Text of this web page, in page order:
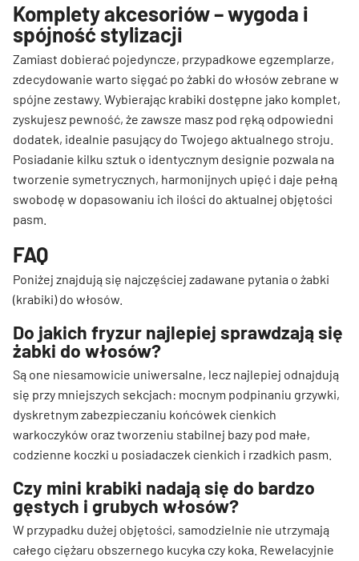
Komplety akcesoriów – wygoda i
spójność stylizacji
Zamiast dobierać pojedyncze, przypadkowe egzemplarze,
zdecydowanie warto sięgać po żabki do włosów zebrane w
spójne zestawy. Wybierając krabiki dostępne jako komplet,
zyskujesz pewność, że zawsze masz pod ręką odpowiedni
dodatek, idealnie pasujący do Twojego aktualnego stroju.
Posiadanie kilku sztuk o identycznym designie pozwala na
tworzenie symetrycznych, harmonijnych upięć i daje pełną
swobodę w dopasowaniu ich ilości do aktualnej objętości
pasm.
FAQ
Poniżej znajdują się najczęściej zadawane pytania o żabki
(krabiki) do włosów.
Do jakich fryzur najlepiej sprawdzają się
żabki do włosów?
Są one niesamowicie uniwersalne, lecz najlepiej odnajdują
się przy mniejszych sekcjach: mocnym podpinaniu grzywki,
dyskretnym zabezpieczaniu końcówek cienkich
warkoczyków oraz tworzeniu stabilnej bazy pod małe,
codzienne koczki u posiadaczek cienkich i rzadkich pasm.
Czy mini krabiki nadają się do bardzo
gęstych i grubych włosów?
W przypadku dużej objętości, samodzielnie nie utrzymają
całego ciężaru obszernego kucyka czy koka. Rewelacyjnie